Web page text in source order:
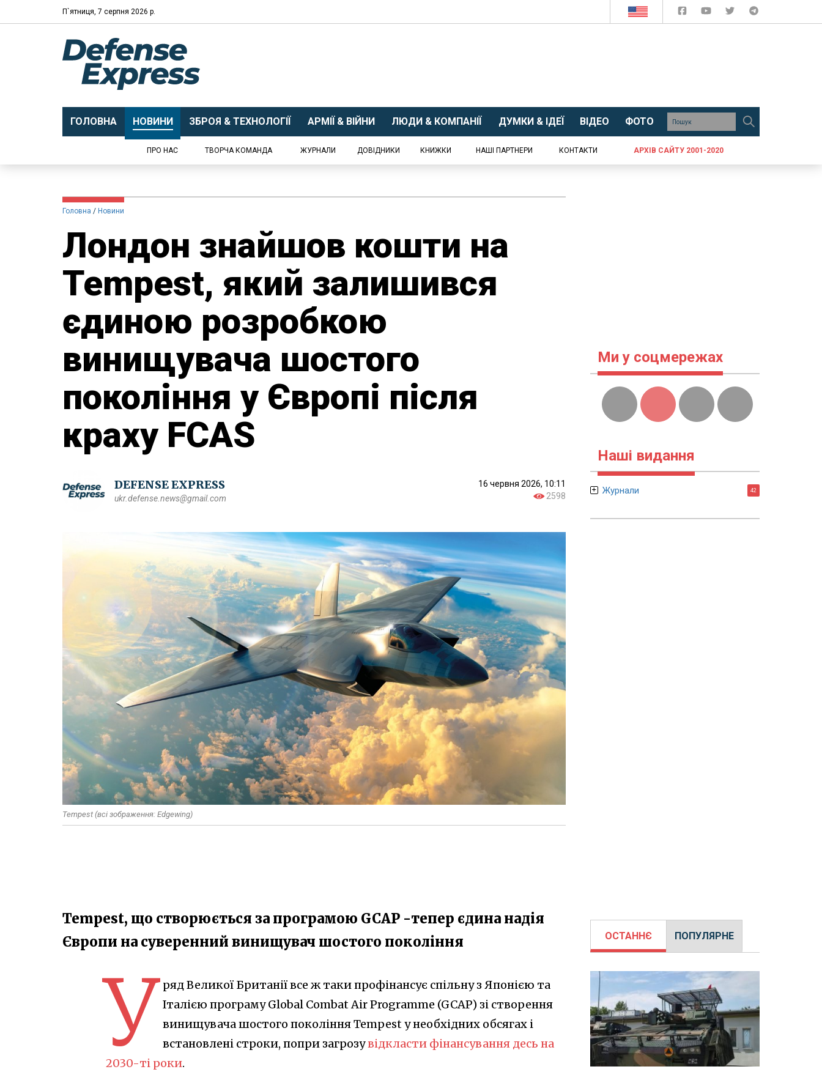
П`ятниця, 7 серпня 2026 р.
ГОЛОВНА НОВИНИ ЗБРОЯ & ТЕХНОЛОГІЇ АРМІЇ & ВІЙНИ ЛЮДИ & КОМПАНІЇ ДУМКИ & ІДЕЇ ВІДЕО ФОТО
ПРО НАС ТВОРЧА КОМАНДА ЖУРНАЛИ ДОВІДНИКИ КНИЖКИ НАШІ ПАРТНЕРИ КОНТАКТИ АРХІВ САЙТУ 2001-2020
Головна Новини
Лондон знайшов кошти на
Tempest, який залишився
єдиною розробкою
винищувача шостого
покоління у Європі після
краху FCAS
DEFENSE EXPRESS
ukr.defense.news@gmail.com
16 червня 2026, 10:11
2598
Tempest (всі зображення: Edgewing)
Tempest, що створюється за програмою GCAP -тепер єдина надія
Європи на суверенний винищувач шостого покоління
У ряд Великої Британії все ж таки профінансує спільну з Японією та
Італією програму Global Combat Air Programme (GCAP) зі створення
винищувача шостого покоління Tempest у необхідних обсягах і
встановлені строки, попри загрозувідкласти фінансування десь на
2030-ті роки.
Ми у соцмережах
Наші видання
Журнали 42
ОСТАННЄ ПОПУЛЯРНЕ